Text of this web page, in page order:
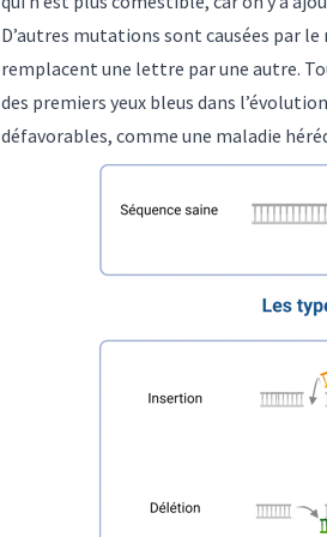
D’autres mutations sont causées par
remplacent une lettre par une autre.
des premiers yeux bleus dans
défavorables, comme une maladie